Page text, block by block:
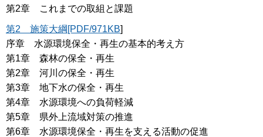
第2章 これまでの取組と課題
第2 施策大綱[PDF/971KB]
序章 水源環境保全・再生の基本的考え方
第1章 森林の保全・再生
第2章 河川の保全・再生
第3章 地下水の保全・再生
第4章 水源環境への負荷軽減
第5章 県外上流域対策の推進
第6章 水源環境保全・再生を支える活動の促進